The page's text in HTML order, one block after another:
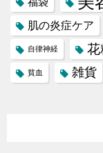
肌の炎症ケア
自律神経 花
貧血 雑貨